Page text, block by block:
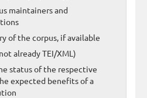
maintainers and
of the corpus, if available
already TEI/XML)
status of the respective
expected benefits of a